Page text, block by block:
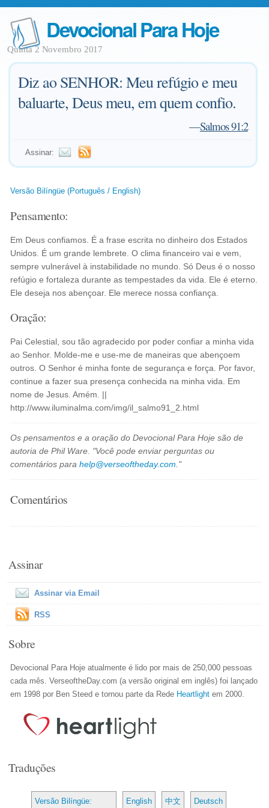
Devocional Para Hoje
Quinta 2 Novembro 2017
Diz ao SENHOR: Meu refúgio e meu
baluarte, Deus meu, em quem confio.
—Salmos 91:2
Assinar:
Versão Bilíngüe (Português / English)
Pensamento:
Em Deus confiamos. É a frase escrita no dinheiro dos Estados
Unidos. É um grande lembrete. O clima financeiro vai e vem,
sempre vulnerável à instabilidade no mundo. Só Deus é o nosso
refúgio e fortaleza durante as tempestades da vida. Ele é eterno.
Ele deseja nos abençoar. Ele merece nossa confiança.
Oração:
Pai Celestial, sou tão agradecido por poder confiar a minha vida
ao Senhor. Molde-me e use-me de maneiras que abençoem
outros. O Senhor é minha fonte de segurança e força. Por favor,
continue a fazer sua presença conhecida na minha vida. Em
nome de Jesus. Amém. ||
http://www.iluminalma.com/img/il_salmo91_2.html
Os pensamentos e a oração do Devocional Para Hoje são de
autoria de Phil Ware. "Você pode enviar perguntas ou
comentários parahelp@verseoftheday.com ."
Comentários
Assinar
Assinar via Email
RSS
Sobre
Devocional Para Hoje atualmente é lido por mais de 250,000 pessoas
cada mês. VerseoftheDay.com (a versão original em inglês) foi lançado
em 1998 por Ben Steed e tornou parte da Rede Heartlight em 2000.
Traduções
Versão Bilíngüe: English 中文 Deutsch